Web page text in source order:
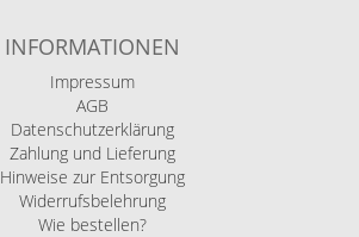
INFORMATIONEN
Impressum
AGB
Datenschutzerklärung
Zahlung und Lieferung
Hinweise zur Entsorgung
Widerrufsbelehrung
Wie bestellen?